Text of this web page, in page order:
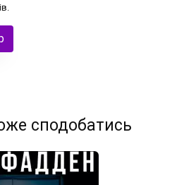
сподобатись